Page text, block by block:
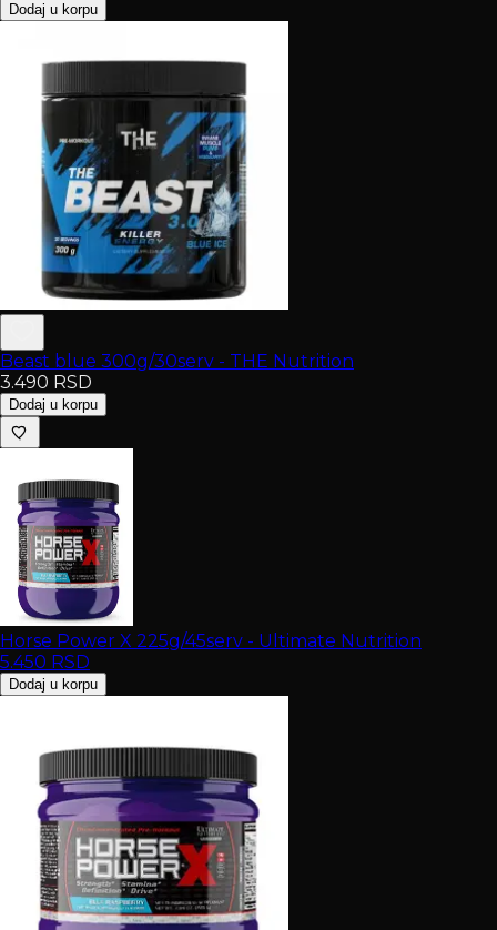
Dodaj u korpu
Beast blue 300g/30serv - THE Nutrition
3.490 RSD
Dodaj u korpu
Horse Power X 225g/45serv - Ultimate Nutrition
5.450 RSD
Dodaj u korpu